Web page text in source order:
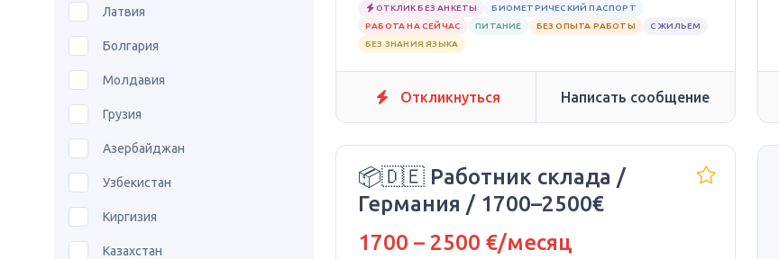
Латвия
Болгария
Молдавия
Грузия
Азербайджан
Узбекистан
Киргизия
Казахстан
ОТКЛИК БЕЗ АНКЕТЫ
БИОМЕТРИЧЕСКИЙ ПАСПОРТ
РАБОТА НА СЕЙЧАС
ПИТАНИЕ БЕЗ ОПЫТА РАБОТЫ
С ЖИЛЬЕМ
БЕЗ ЗНАНИЯ ЯЗЫКА
Откликнуться Написать сообщение
📦🇩🇪 Работник склада /
Германия / 1700–2500€
1700 – 2500 €/месяц